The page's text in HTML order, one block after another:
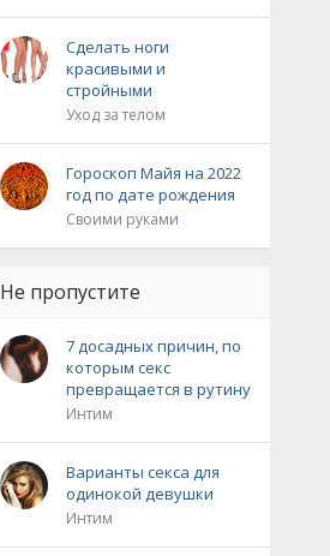
Сделать ноги
красивыми и
стройными
Уход за телом
Гороскоп Майя на 2022
год по дате рождения
Своими руками
Не пропустите
7 досадных причин, по
которым секс
превращается в рутину
Интим
Варианты секса для
одинокой девушки
Интим